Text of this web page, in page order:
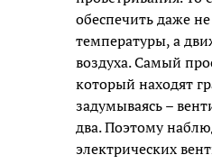
обеспечить даже
температуры, а
воздуха. Самый
который находят
задумываясь –
два. Поэтому
электрических